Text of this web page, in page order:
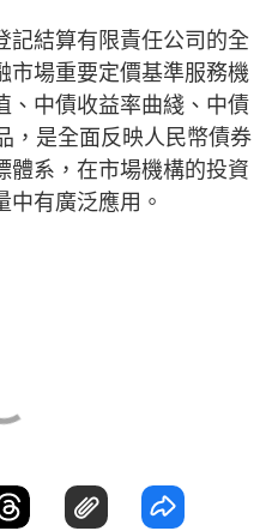
記結算有限責任公司的全
市場重要定價基準服務機
、中債收益率曲綫、中債
，是全面反映人民幣債券
體系，在市場機構的投資
中有廣泛應用。